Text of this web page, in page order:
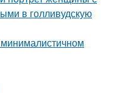
в голливудскую